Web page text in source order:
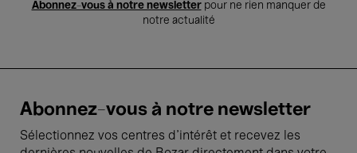
Abonnez-vous à notre newsletterpour ne rien manquer de
notre actualité
Abonnez-vous à notre newsletter
Sélectionnez vos centres d'intérêt et recevez les